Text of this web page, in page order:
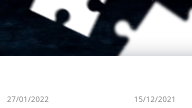
27/01/2022
15/12/2021